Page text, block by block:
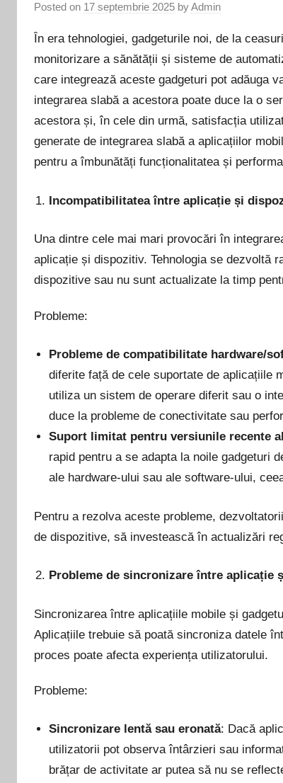
Posted on 17 septembrie 2025 byAdmin
În era tehnologiei, gadgeturile noi, de la
monitorizare a sănătății și sisteme de
care integrează aceste gadgeturi pot adăuga
integrarea slabă a acestora poate duce la o
acestora și, în cele din urmă, satisfacția
generate de integrarea slabă a aplicațiilor
pentru a îmbunătăți funcționalitatea și
Incompatibilitatea între aplicație și
Una dintre cele mai mari provocări în
aplicație și dispozitiv. Tehnologia se dezvoltă
dispozitive sau nu sunt actualizate la timp
Probleme:
Probleme de compatibilitate hardware/
diferite față de cele suportate de aplicațiile
utiliza un sistem de operare diferit sau o
duce la probleme de conectivitate sau
Suport limitat pentru versiunile recente
rapid pentru a se adapta la noile gadgeturi
ale hardware-ului sau ale software-ului,
Pentru a rezolva aceste probleme,
de dispozitive, să investească în actualizări
Probleme de sincronizare între aplicație
Sincronizarea între aplicațiile mobile și
Aplicațiile trebuie să poată sincroniza datele
proces poate afecta experiența utilizatorului.
Probleme:
Sincronizare lentă sau eronată: Dacă
utilizatorii pot observa întârzieri sau
brățar de activitate ar putea să nu se